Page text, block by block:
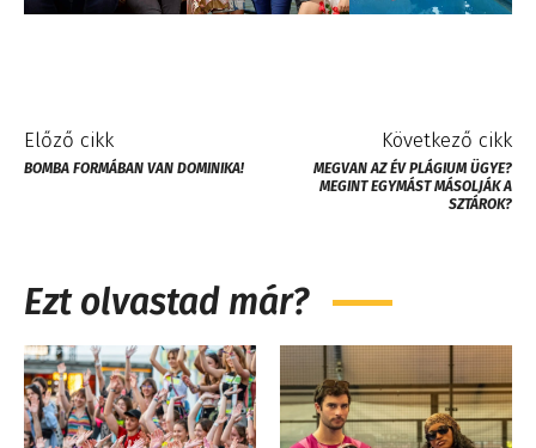
Előző cikk
BOMBA FORMÁBAN VAN DOMINIKA!
Következő cikk
MEGVAN AZ ÉV PLÁGIUM ÜGYE?
MEGINT EGYMÁST MÁSOLJÁK A
SZTÁROK?
Ezt olvastad már?